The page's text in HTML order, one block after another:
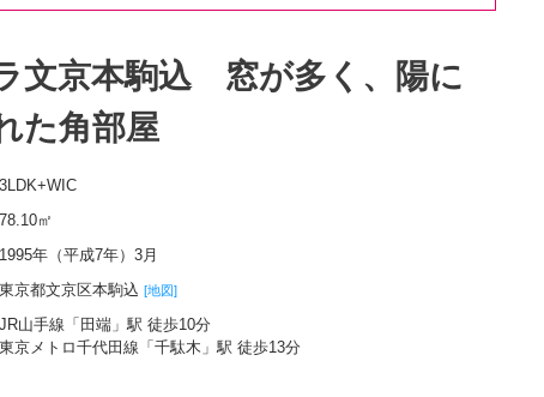
文京本駒込 窓が多く、陽に
た角部屋
3LDK+WIC
78.10㎡
1995年（平成7年）3月
東京都文京区本駒込 [地図]
JR山手線「田端」駅 徒歩10分
東京メトロ千代田線「千駄木」駅 徒歩13分